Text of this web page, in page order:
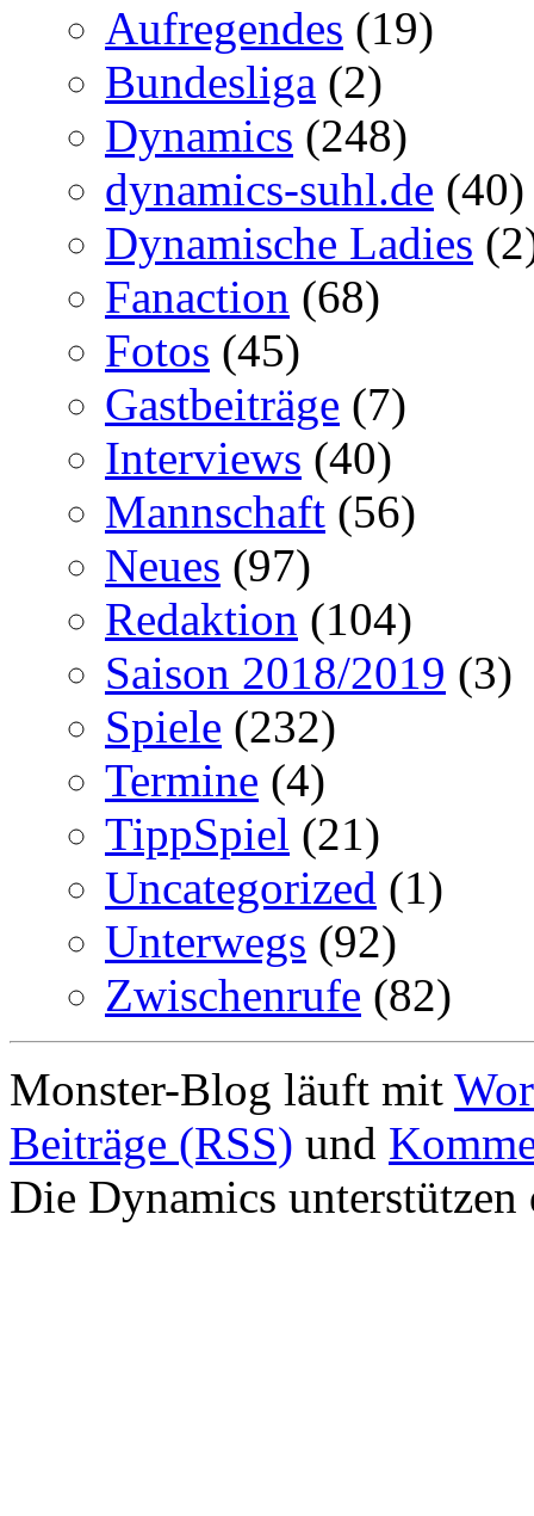
Aufregendes (19)
Bundesliga (2)
Dynamics (248)
dynamics-suhl.de (40)
Dynamische Ladies
Fanaction (68)
Fotos (45)
Gastbeiträge (7)
Interviews (40)
Mannschaft (56)
Neues (97)
Redaktion (104)
Saison 2018/2019 (3)
Spiele (232)
Termine (4)
TippSpiel (21)
Uncategorized (1)
Unterwegs (92)
Zwischenrufe (82)
Monster-Blog läuft mit
Beiträge (RSS) und
Die Dynamics